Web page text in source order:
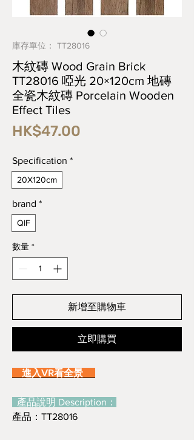
庫存單位： TT28016
木紋磚 Wood Grain Brick
TT28016 啞光 20×120cm 地磚
全瓷木紋磚 Porcelain Wooden
Effect Tiles
HK$47.00
Specification *
20X120cm
brand *
QIF
數量 *
新增至購物車
立即購買
進入VR看全景
產品說明 Description：
產品：TT28016